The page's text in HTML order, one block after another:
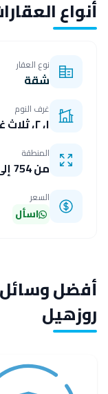
أنواع
نوع العقار
شقة
غرف النوم
١، ٢، ثلاث غرف نوم
المنطقة
من 754 إلى 1666 قدم مربع
السعر
اسأل
أفضل
روزهيل